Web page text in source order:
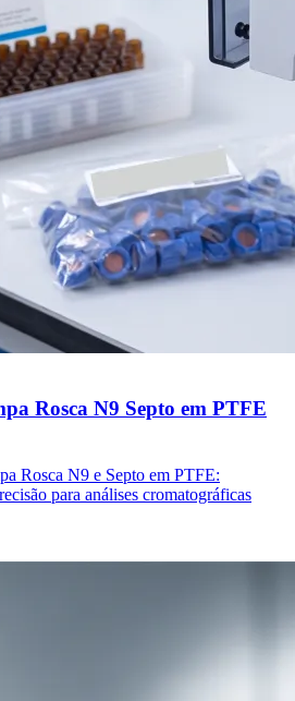
Rosca N9 Septo em PTFE
Rosca N9 e Septo em PTFE:
para análises cromatográficas